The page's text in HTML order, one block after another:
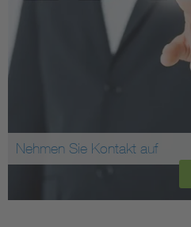
Nehmen Sie Kontakt auf